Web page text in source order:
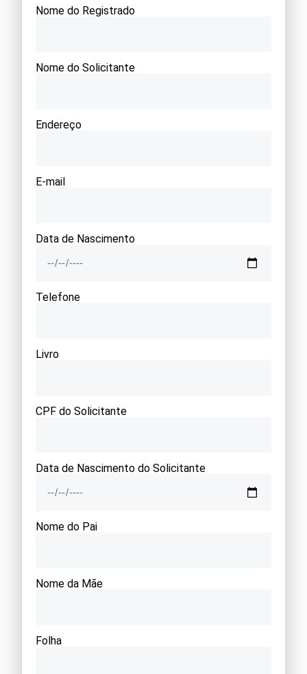
Nome do Registrado
Nome do Solicitante
Endereço
E-mail
Data de Nascimento
Telefone
Livro
CPF do Solicitante
Data de Nascimento do Solicitante
Nome do Pai
Nome da Mãe
Folha